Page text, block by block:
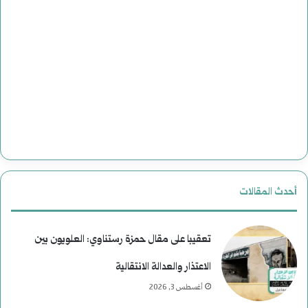
أحدث المقالات
تعقيبا على مقال حمزة رستناوي: العلويون بين
الاعتذار والعدالة الانتقالية
أغسطس 3, 2026